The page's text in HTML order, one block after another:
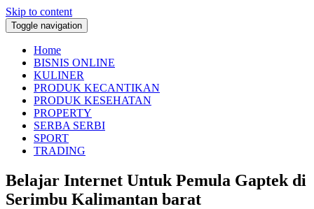
Skip to content
Toggle navigation
Home
BISNIS ONLINE
KULINER
PRODUK KECANTIKAN
PRODUK KESEHATAN
PROPERTY
SERBA SERBI
SPORT
TRADING
Belajar Internet Untuk Pemula Gaptek di
Serimbu Kalimantan barat